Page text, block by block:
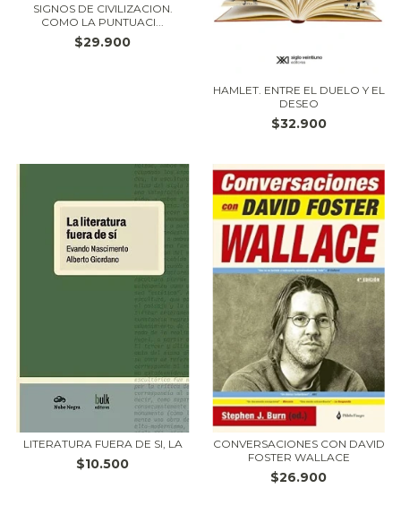
SIGNOS DE CIVILIZACION.
COMO LA PUNTUACI...
$29.900
HAMLET. ENTRE EL DUELO Y EL
DESEO
$32.900
LITERATURA FUERA DE SI, LA
$10.500
CONVERSACIONES CON DAVID
FOSTER WALLACE
$26.900